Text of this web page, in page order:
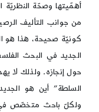
أهمّيتها وصحّة النظريّة
من جوانب التأليف
كونيّة صحيحة، هذا هو
الجديد في البحث
حول إنجازه. ولذلك لا
السلطة” أين هو
ولكلّ باحث متخصّص في